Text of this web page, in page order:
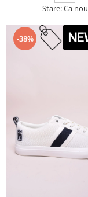
Stare: Ca nou
-38%